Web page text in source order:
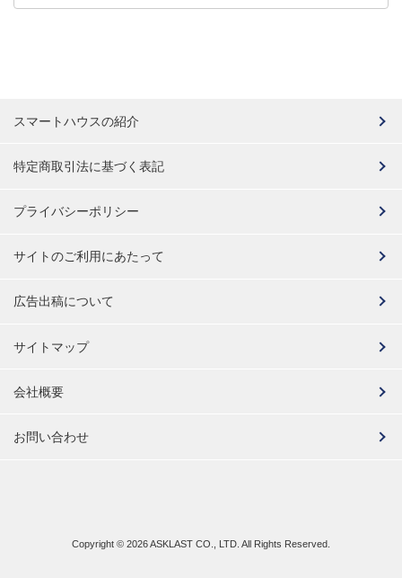
スマートハウスの紹介
特定商取引法に基づく表記
プライバシーポリシー
サイトのご利用にあたって
広告出稿について
サイトマップ
会社概要
お問い合わせ
Copyright © 2026 ASKLAST CO., LTD. All Rights Reserved.